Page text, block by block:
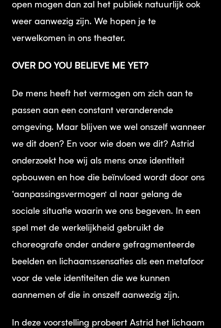
open mogen dan zal het publiek natuurlijk ook
weer aanwezig zijn. We hopen je te
verwelkomen in ons theater.
OVER DO YOU BELIEVE ME YET?
De mens heeft het vermogen om zich aan te
passen aan een constant veranderende
omgeving. Maar blijven we wel onszelf wanneer
we dit doen? En voor wie doen we dit? Astrid
onderzoekt hoe wij als mens onze identiteit
opbouwen en hoe die beïnvloed wordt door ons
‘aanpassingsvermogen’ al naar gelang de
sociale situatie waarin we ons begeven. In een
spel met de werkelijkheid gebruikt de
choreografe onder andere gefragmenteerde
beelden en lichaamssensaties als een metafoor
voor de vele identiteiten die we kunnen
aannemen of die in onszelf aanwezig zijn.
In deze voorstelling probeert Astrid het lichaam